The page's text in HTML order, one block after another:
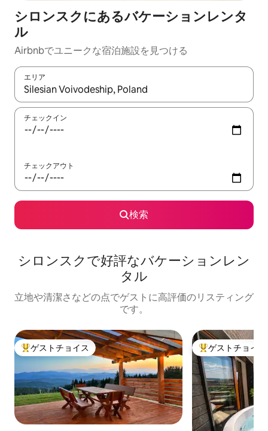
シロンスクにあるバケーションレンタ
ル
Airbnbでユニークな宿泊施設を見つける
エリア
検索結果が表示されたら、上下の矢印キーを使って移動するか
チェックイン
チェックアウト
検索
シロンスクで好評なバケーションレン
タル
立地や清潔さなどの点でゲストに高評価のリスティング
です。
大好評のゲストチョイスです。
ゲストチョイス 大好評のゲスト
ゲストチョイス